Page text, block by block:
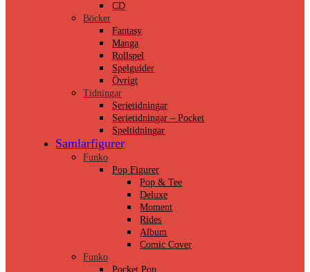
CD
Böcker
Fantasy
Manga
Rollspel
Spelguider
Övrigt
Tidningar
Serietidningar
Serietidningar – Pocket
Speltidningar
Samlarfigurer
Funko
Pop Figurer
Pop & Tee
Deluxe
Moment
Rides
Album
Comic Cover
Funko
Pocket Pop